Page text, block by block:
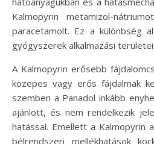
Kalmopyrin metamizol-
paracetamolt. Ez a különbség
gyógyszerek alkalmazási
A Kalmopyrin erősebb
közepes vagy erős fájdalmak
szemben a Panadol inkább
ajánlott, és nem rendelkezik
hatással. Emellett a Kalmopyrin
bélrendszeri mellékhatások